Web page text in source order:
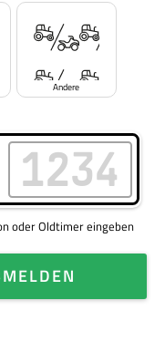
Andere
oder Oldtimer eingeben